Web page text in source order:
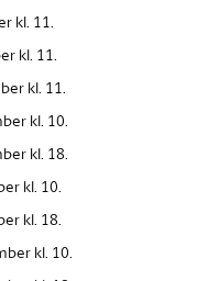
kl. 11.
kl. 11.
kl. 11.
kl. 10.
kl. 18.
kl. 10.
kl. 18.
kl. 10.